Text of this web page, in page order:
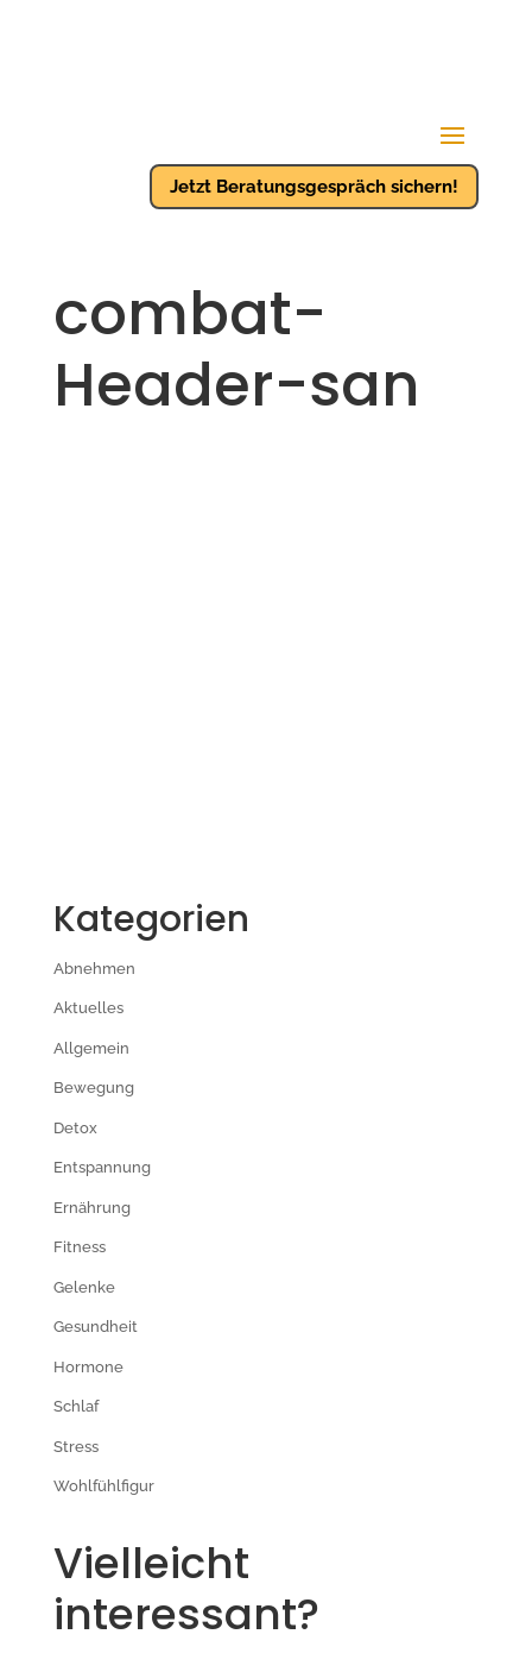
Jetzt Beratungsgespräch sichern!
combat-
Header-san
Kategorien
Abnehmen
Aktuelles
Allgemein
Bewegung
Detox
Entspannung
Ernährung
Fitness
Gelenke
Gesundheit
Hormone
Schlaf
Stress
Wohlfühlfigur
Vielleicht
interessant?